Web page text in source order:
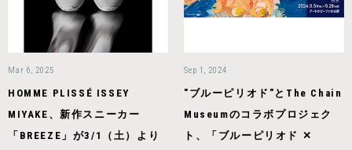
Mar 6, 2025
HOMME PLISSÉ ISSEY
MIYAKE、新作スニーカー
「BREEZE」が3/1（土）より
Sep 1, 2024
"ブルーピリオド"とThe Chain
Museumのコラボプロジェク
ト、「ブルーピリオド ✕